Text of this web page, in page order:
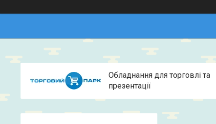
Обладнання для торговлі та
презентації